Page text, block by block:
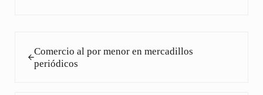
Comercio al por menor en mercadillos
periódicos